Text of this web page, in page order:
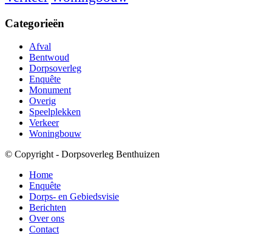
Categorieën
Afval
Bentwoud
Dorpsoverleg
Enquête
Monument
Overig
Speelplekken
Verkeer
Woningbouw
© Copyright - Dorpsoverleg Benthuizen
Home
Enquête
Dorps- en Gebiedsvisie
Berichten
Over ons
Contact